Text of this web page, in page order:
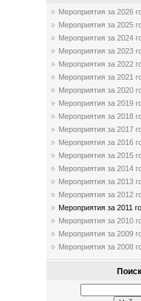
Мероприятия за 2026
Мероприятия за 2025
Мероприятия за 2024
Мероприятия за 2023
Мероприятия за 2022
Мероприятия за 2021
Мероприятия за 2020
Мероприятия за 2019
Мероприятия за 2018
Мероприятия за 2017
Мероприятия за 2016
Мероприятия за 2015
Мероприятия за 2014
Мероприятия за 2013
Мероприятия за 2012
Мероприятия за 2011
Мероприятия за 2010
Мероприятия за 2009
Мероприятия за 2008
Поиск